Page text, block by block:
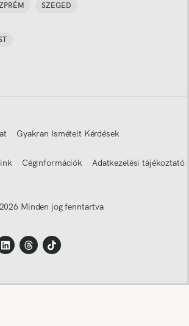
SZEGED
Gyakran Ismételt Kérdések
Céginformációk Adatkezelési tájékoztató
2026 Minden jog fenntartva